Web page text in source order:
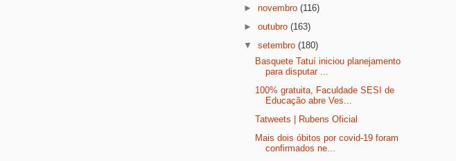
►novembro(116)
►outubro(163)
▼setembro(180)
Basquete Tatuí iniciou planejamento
para disputar ...
100% gratuita, Faculdade SESI de
Educação abre Ves...
Tatweets | Rubens Oficial
Mais dois óbitos por covid-19 foram
confirmados ne...